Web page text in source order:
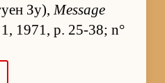
Зу),Message
1, 1971, p. 25-38; n°